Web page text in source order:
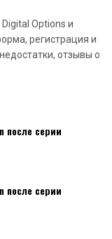
Options и
регистрация и
отзывы о
после серии
после серии